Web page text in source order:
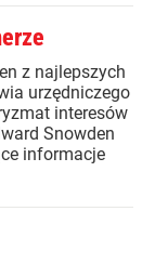
z najlepszych
urzędniczego
interesów
Snowden
informacje